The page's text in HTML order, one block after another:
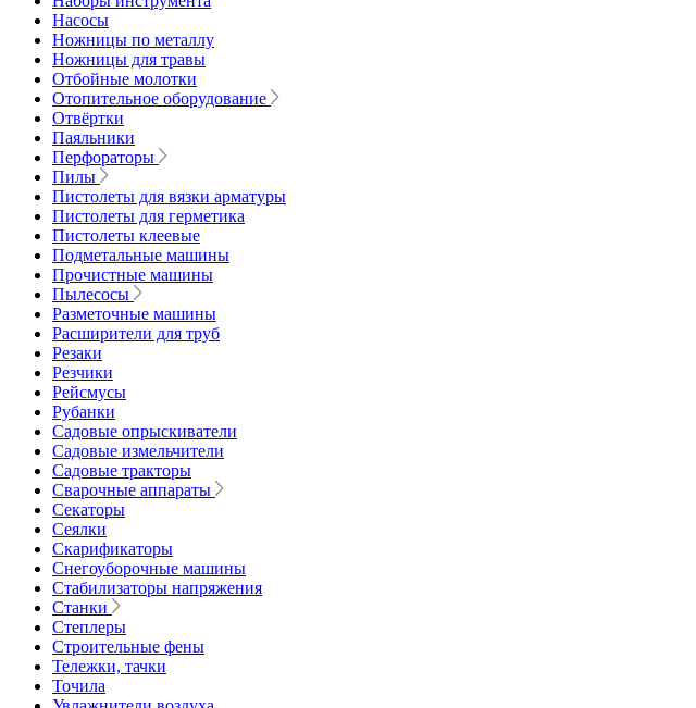
Насосы
Ножницы по металлу
Ножницы для травы
Отбойные молотки
Отопительное оборудование
Отвёртки
Паяльники
Перфораторы
Пилы
Пистолеты для вязки арматуры
Пистолеты для герметика
Пистолеты клеевые
Подметальные машины
Прочистные машины
Пылесосы
Разметочные машины
Расширители для труб
Резаки
Резчики
Рейсмусы
Рубанки
Садовые опрыскиватели
Садовые измельчители
Садовые тракторы
Сварочные аппараты
Секаторы
Сеялки
Скарификаторы
Снегоуборочные машины
Стабилизаторы напряжения
Станки
Степлеры
Строительные фены
Тележки, тачки
Точила